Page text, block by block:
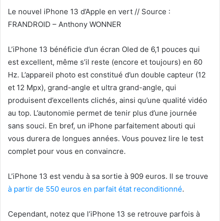
Le nouvel iPhone 13 d’Apple en vert // Source :
FRANDROID – Anthony WONNER
L’iPhone 13 bénéficie d’un écran Oled de 6,1 pouces qui
est excellent, même s’il reste (encore et toujours) en 60
Hz. L’appareil photo est constitué d’un double capteur (12
et 12 Mpx), grand-angle et ultra grand-angle, qui
produisent d’excellents clichés, ainsi qu’une qualité vidéo
au top. L’autonomie permet de tenir plus d’une journée
sans souci. En bref, un iPhone parfaitement abouti qui
vous durera de longues années. Vous pouvez lire le test
complet pour vous en convaincre.
L’iPhone 13 est vendu à sa sortie à 909 euros. Il se trouve
à partir de 550 euros en parfait état reconditionné.
Cependant, notez que l’iPhone 13 se retrouve parfois à